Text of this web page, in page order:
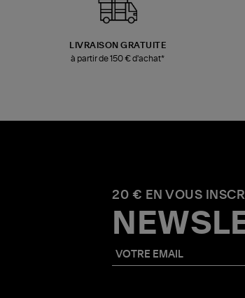
LIVRAISON GRATUITE
à partir de 150 € d'achat*
20 € EN VOUS